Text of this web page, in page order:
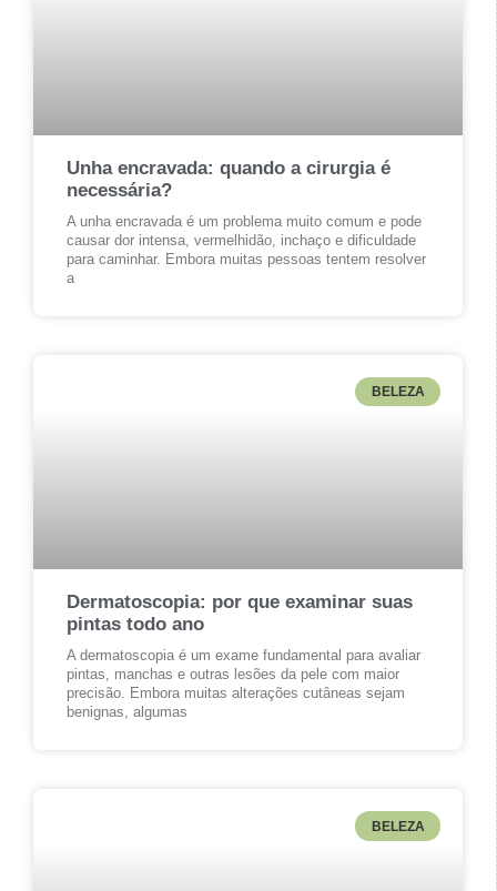
Unha encravada: quando a cirurgia é
necessária?
A unha encravada é um problema muito comum e pode
causar dor intensa, vermelhidão, inchaço e dificuldade
para caminhar. Embora muitas pessoas tentem resolver
a
BELEZA
Dermatoscopia: por que examinar suas
pintas todo ano
A dermatoscopia é um exame fundamental para avaliar
pintas, manchas e outras lesões da pele com maior
precisão. Embora muitas alterações cutâneas sejam
benignas, algumas
BELEZA